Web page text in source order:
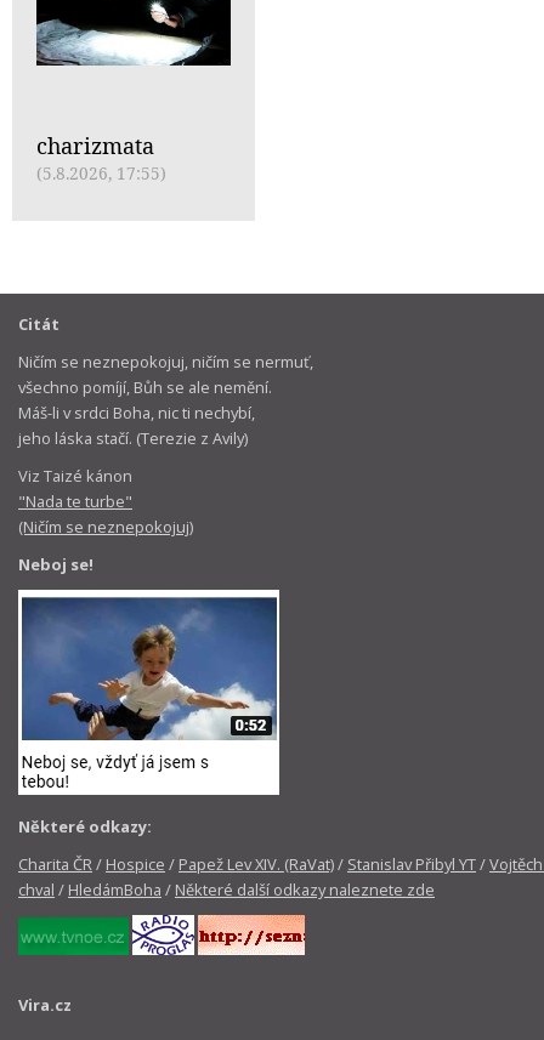
charizmata
(5.8.2026, 17:55)
Citát
Ničím se neznepokojuj, ničím se nermuť,
všechno pomíjí, Bůh se ale nemění.
Máš-li v srdci Boha, nic ti nechybí,
jeho láska stačí. (Terezie z Avily)
Viz Taizé kánon
"Nada te turbe"
(Ničím se neznepokojuj)
Neboj se!
Některé odkazy:
Charita ČR/ Hospice / Papež Lev XIV. (RaVat)/ Stanislav Přibyl YT/
chval / HledámBoha / Některé další odkazy naleznete zde
Vira.cz